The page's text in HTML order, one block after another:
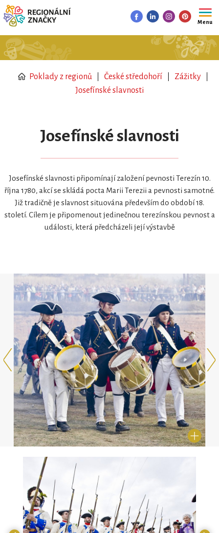
Menu
Poklady z regionů České středohoří
Zážitky
Josefínské slavnosti
Josefínské slavnosti
Josefínské slavnosti připomínají založení pevnosti Terezín 10.
října 1780, akcí se skládá pocta Marii Terezii a pevnosti samotné.
Již tradičně je slavnost situována především do období 18.
století. Cílem je připomenout jedinečnou terezínskou pevnost a
události, která předcházeli její výstavbě